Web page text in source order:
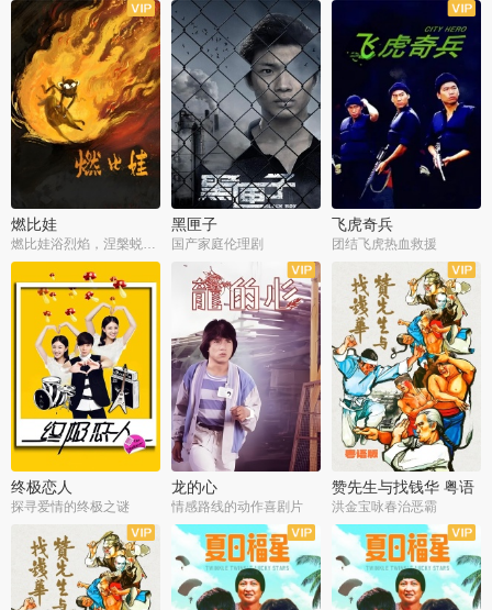
燃比娃
燃比娃浴烈焰，涅槃蜕变成人
黑匣子
国产家庭伦理剧
飞虎奇兵
团结飞虎热血救援
终极恋人
探寻爱情的终极之谜
龙的心
情感路线的动作喜剧片
赞先生与找钱华 粤语
版
洪金宝咏春治恶霸